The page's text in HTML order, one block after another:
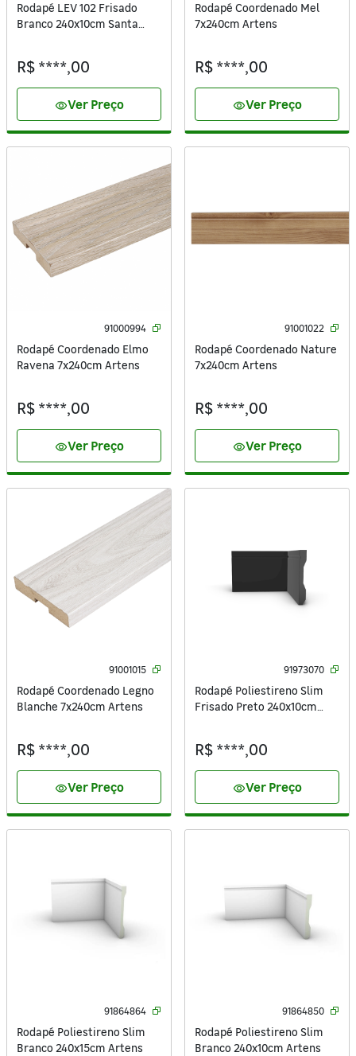
Rodapé LEV 102 Frisado
Branco 240x10cm Santa
R$ ****,00
visibilityVer Preço
Rodapé Coordenado Mel
7x240cm Artens
R$ ****,00
visibilityVer Preço
91000994
Rodapé Coordenado Elmo
Ravena 7x240cm Artens
R$ ****,00
visibilityVer Preço
91001022
Rodapé Coordenado Nature
7x240cm Artens
R$ ****,00
visibilityVer Preço
91001015
Rodapé Coordenado Legno
Blanche 7x240cm Artens
R$ ****,00
visibilityVer Preço
91973070
Rodapé Poliestireno Slim
Frisado Preto 240x10cm
R$ ****,00
visibilityVer Preço
91864864
Rodapé Poliestireno Slim
Branco 240x15cm Artens
91864850
Rodapé Poliestireno Slim
Branco 240x10cm Artens